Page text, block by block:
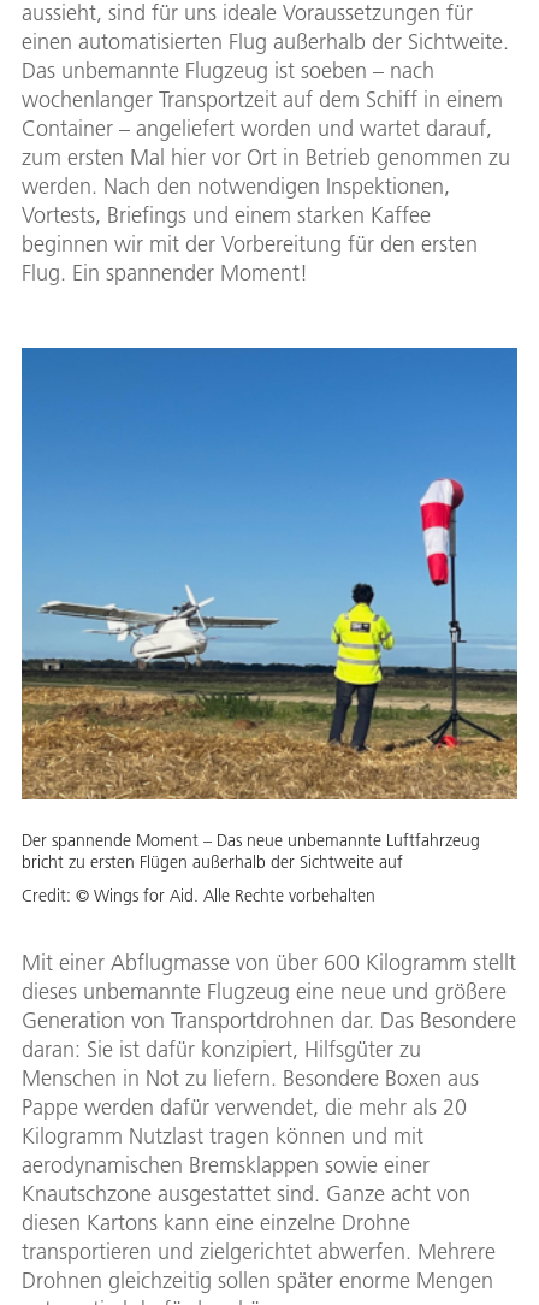
aussieht, sind für uns ideale Voraussetzungen für
einen automatisierten Flug außerhalb der Sichtweite.
Das unbemannte Flugzeug ist soeben – nach
wochenlanger Transportzeit auf dem Schiff in einem
Container – angeliefert worden und wartet darauf,
zum ersten Mal hier vor Ort in Betrieb genommen zu
werden. Nach den notwendigen Inspektionen,
Vortests, Briefings und einem starken Kaffee
beginnen wir mit der Vorbereitung für den ersten
Flug. Ein spannender Moment!
Der spannende Moment – Das neue unbemannte Luftfahrzeug
bricht zu ersten Flügen außerhalb der Sichtweite auf
Credit: © Wings for Aid. Alle Rechte vorbehalten
Mit einer Abflugmasse von über 600 Kilogramm stellt
dieses unbemannte Flugzeug eine neue und größere
Generation von Transportdrohnen dar. Das Besondere
daran: Sie ist dafür konzipiert, Hilfsgüter zu
Menschen in Not zu liefern. Besondere Boxen aus
Pappe werden dafür verwendet, die mehr als 20
Kilogramm Nutzlast tragen können und mit
aerodynamischen Bremsklappen sowie einer
Knautschzone ausgestattet sind. Ganze acht von
diesen Kartons kann eine einzelne Drohne
transportieren und zielgerichtet abwerfen. Mehrere
Drohnen gleichzeitig sollen später enorme Mengen